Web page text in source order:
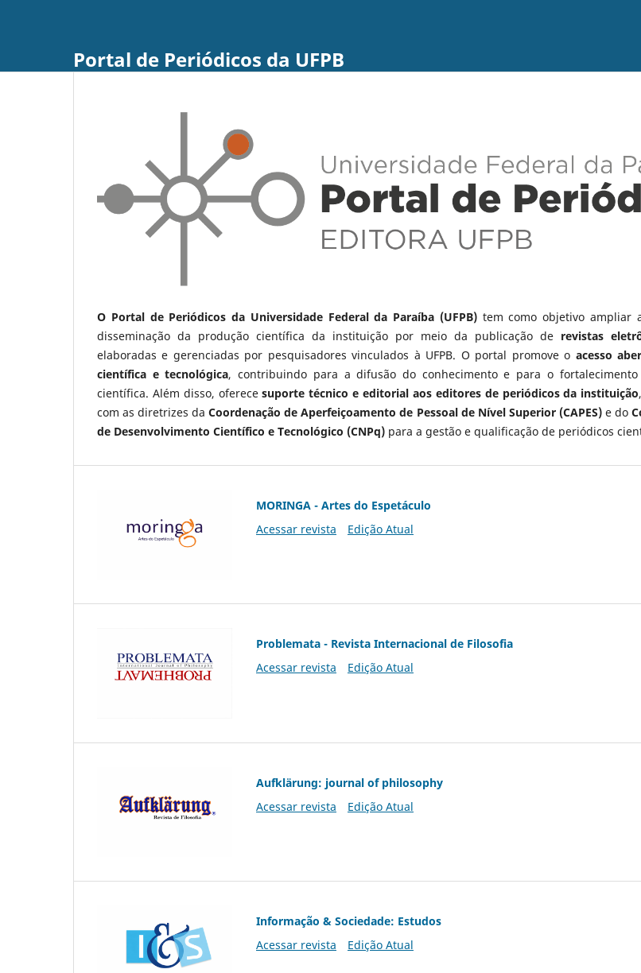
Portal de Periódicos da UFPB
O Portal de Periódicos da Universidade Federal da Paraíba (UFPB)tem como objetivo ampliar
disseminação da produção científica da instituição por meio da publicação de revistas
elaboradas e gerenciadas por pesquisadores vinculados à UFPB. O portal promove o acesso
científica e tecnológica, contribuindo para a difusão do conhecimento e para o fortalecimento
científica. Além disso, oferecesuporte técnico e editorial aos editores de periódicos da instituição
com as diretrizes daCoordenação de Aperfeiçoamento de Pessoal de Nível Superior (CAPES)e do
de Desenvolvimento Científico e Tecnológico (CNPq) para a gestão e qualificação de periódicos
MORINGA - Artes do Espetáculo
Acessar revista
Edição Atual
Problemata - Revista Internacional de Filosofia
Acessar revista
Edição Atual
Aufklärung: journal of philosophy
Acessar revista
Edição Atual
Informação & Sociedade: Estudos
Acessar revista
Edição Atual